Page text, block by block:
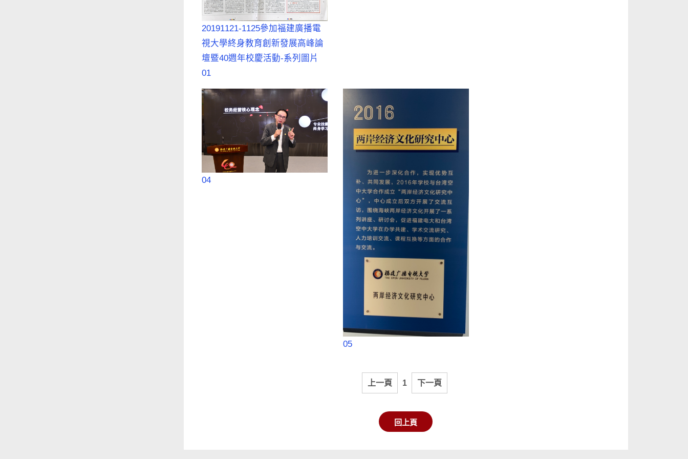
20191121-1125參加福建廣播電
視大學終身教育創新發展高峰論
壇暨40週年校慶活動-系列圖片
01
04
05
上一頁 1 下一頁
回上頁